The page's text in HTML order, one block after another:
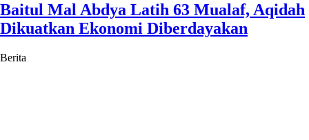
Baitul Mal Abdya Latih 63 Mualaf, Aqidah
Dikuatkan Ekonomi Diberdayakan
Berita